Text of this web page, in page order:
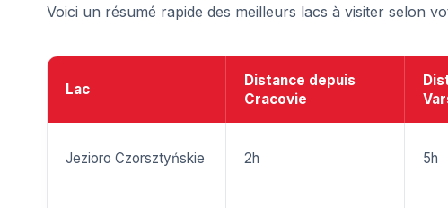
Voici un résumé rapide des meilleurs lacs à visiter selon
Lac
Distance depuis
Cracovie
Jezioro Czorsztyńskie 2h 5h